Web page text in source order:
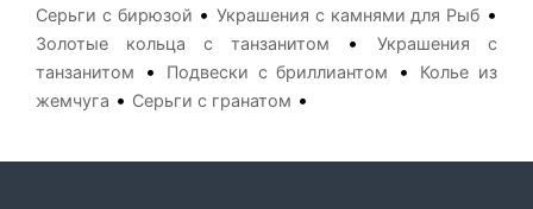
Серьги с бирюзой •Украшения с камнями для Рыб •
Золотые кольца с танзанитом •Украшения с
танзанитом
• Подвески с бриллиантом •
Колье из
жемчуга • Серьги с гранатом •